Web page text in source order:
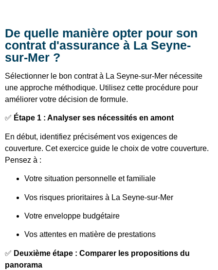
De quelle manière opter pour son
contrat d'assurance à La Seyne-
sur-Mer ?
Sélectionner le bon contrat à La Seyne-sur-Mer nécessite
une approche méthodique. Utilisez cette procédure pour
améliorer votre décision de formule.
✅ Étape 1 : Analyser ses nécessités en amont
En début, identifiez précisément vos exigences de
couverture. Cet exercice guide le choix de votre couverture.
Pensez à :
Votre situation personnelle et familiale
Vos risques prioritaires à La Seyne-sur-Mer
Votre enveloppe budgétaire
Vos attentes en matière de prestations
✅ Deuxième étape : Comparer les propositions du
panorama